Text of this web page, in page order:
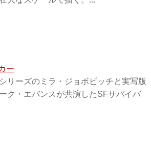
ー
リーズのミラ・ジョボビッチと実写版
ク・エバンスが共演したSFサバイバ